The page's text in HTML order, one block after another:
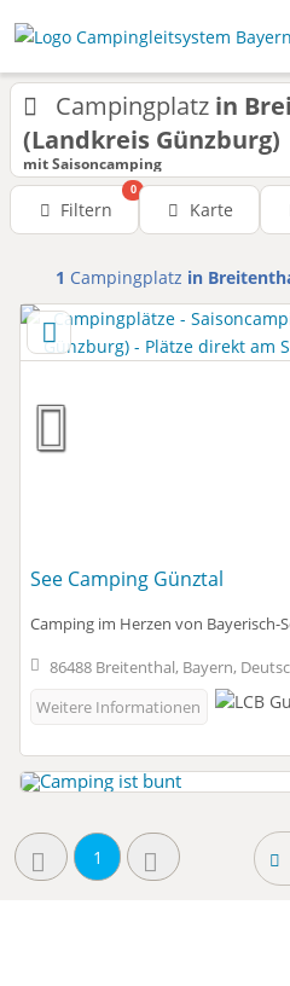
Campingplatz in
(Landkreis Günzburg)
mit Saisoncamping
Filtern
0
Karte
1 Campingplatz in
See Camping Günztal
Camping im Herzen von Bayerisch-
86488 Breitenthal, Bayern,
Weitere Informationen
1